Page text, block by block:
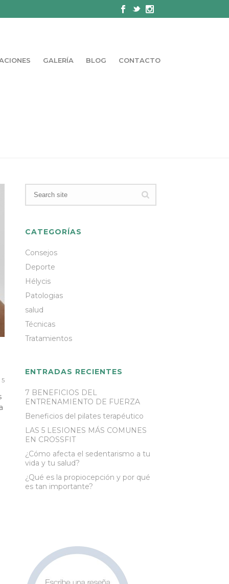
GALERÍA BLOG CONTACTO
5
CATEGORÍAS
Consejos
Deporte
Hélycis
Patologias
salud
Técnicas
Tratamientos
ENTRADAS RECIENTES
7 BENEFICIOS DEL
ENTRENAMIENTO DE FUERZA
Beneficios del pilates terapéutico
LAS 5 LESIONES MÁS COMUNES
EN CROSSFIT
¿Cómo afecta el sedentarismo a tu
vida y tu salud?
¿Qué es la propiocepción y por qué
es tan importante?